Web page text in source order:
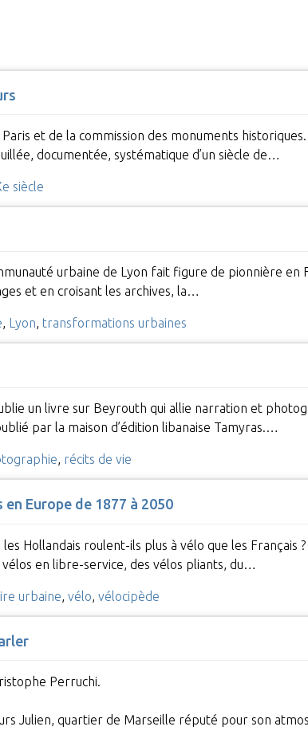
et de la commission des monuments
documentée, systématique d’un siècle de…
siècle
urbaine de Lyon fait figure de pionnière en
et en croisant les archives, la…
, Lyon, transformations urbaines
un livre sur Beyrouth qui allie narration et
par la maison d’édition libanaise Tamyras.…
, récits de vie
Europe de 1877 à 2050
Hollandais roulent-ils plus à vélo que les Français
en libre-service, des vélos pliants, du…
urbaine vélo vélocipède
Perruchi.
Julien, quartier de Marseille réputé pour son